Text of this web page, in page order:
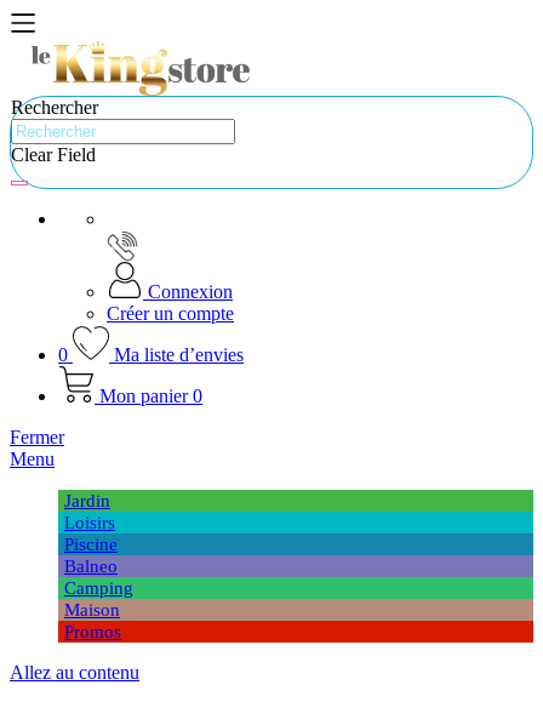
Rechercher
Clear Field
Connexion
Créer un compte
0
Ma liste d’envies
Mon panier 0
Fermer
Menu
Jardin
Loisirs
Piscine
Balneo
Camping
Maison
Promos
Allez au contenu